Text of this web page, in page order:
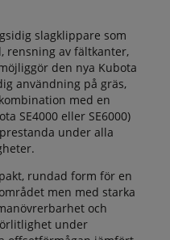
slagklippare som
rensning av fältkanter,
den nya Kubota
användning på gräs,
med en
SE4000 eller SE6000)
under alla
rundad form för en
men med starka
och
under